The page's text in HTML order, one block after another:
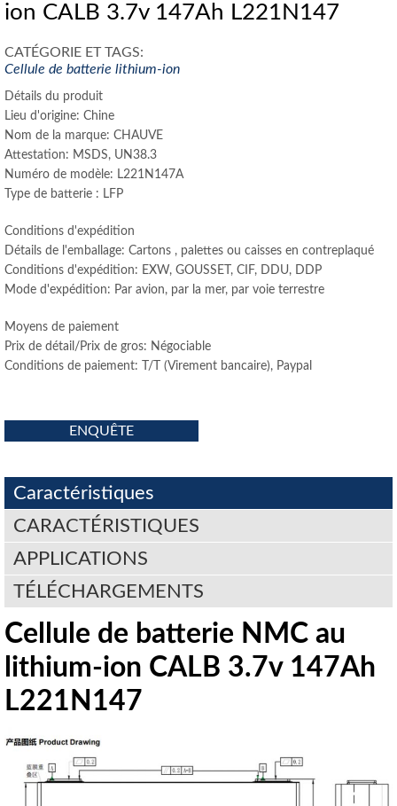
ion CALB 3.7v 147Ah L221N147
CATÉGORIE ET ​​TAGS:
Cellule de batterie lithium-ion
Détails du produit
Lieu d'origine: Chine
Nom de la marque: CHAUVE
Attestation: MSDS, UN38.3
Numéro de modèle: L221N147A
Type de batterie : LFP
Conditions d'expédition
Détails de l'emballage: Cartons , palettes ou caisses en contreplaqué
Conditions d'expédition: EXW, GOUSSET, CIF, DDU, DDP
Mode d'expédition: Par avion, par la mer, par voie terrestre
Moyens de paiement
Prix ​​de détail/Prix de gros: Négociable
Conditions de paiement: T/T (Virement bancaire), Paypal
ENQUÊTE
Caractéristiques
CARACTÉRISTIQUES
APPLICATIONS
TÉLÉCHARGEMENTS
Cellule de batterie NMC au
lithium-ion CALB 3.7v 147Ah
L221N147